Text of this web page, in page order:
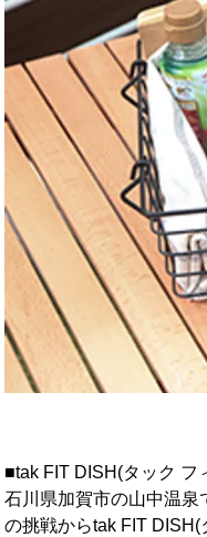
■tak FIT DISH(タック
石川県加賀市の山中温泉
の挑戦からtak FIT